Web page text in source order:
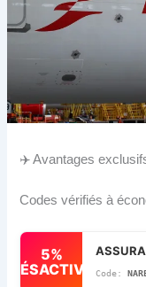
✈️ Avantages
Codes vérifiés à
5%
DÉSACTIVÉ